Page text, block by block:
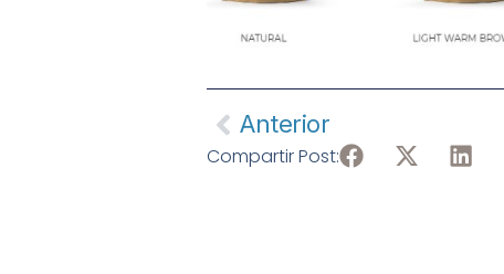
Anterior
Compartir Post: